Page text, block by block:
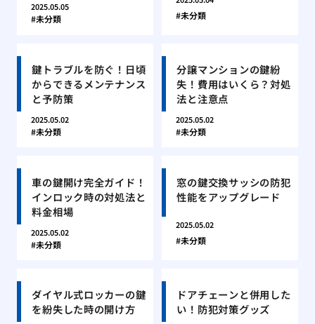
2025.05.05
未分類 未分類
鍵トラブルを防ぐ！日頃
からできるメンテナンス
と予防策
2025.05.02
未分類
分譲マンションの鍵紛
失！費用はいくら？対処
法と注意点
2025.05.02
未分類
車の鍵開け完全ガイド！
インロック時の対処法と
料金相場
2025.05.02
未分類
窓の鍵交換サッシの防犯
性能をアップグレード
2025.05.02
未分類
ダイヤル式ロッカーの鍵
を紛失した時の開け方
ドアチェーンと併用した
い！防犯対策グッズ